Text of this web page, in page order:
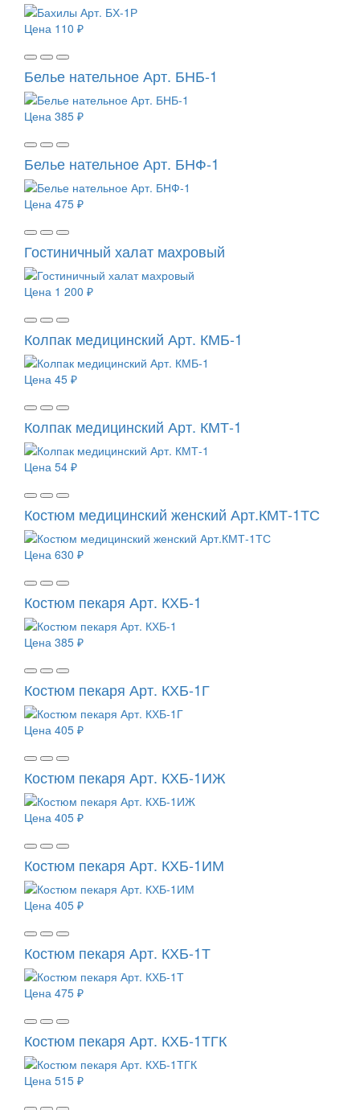
Цена 110 ₽
Белье нательное Арт. БНБ-1
Цена 385 ₽
Белье нательное Арт. БНФ-1
Цена 475 ₽
Гостиничный халат махровый
Цена 1 200 ₽
Колпак медицинский Арт. КМБ-1
Цена 45 ₽
Колпак медицинский Арт. КМТ-1
Цена 54 ₽
Костюм медицинский женский Арт.КМТ-1ТС
Цена 630 ₽
Костюм пекаря Арт. КХБ-1
Цена 385 ₽
Костюм пекаря Арт. КХБ-1Г
Цена 405 ₽
Костюм пекаря Арт. КХБ-1ИЖ
Цена 405 ₽
Костюм пекаря Арт. КХБ-1ИМ
Цена 405 ₽
Костюм пекаря Арт. КХБ-1Т
Цена 475 ₽
Костюм пекаря Арт. КХБ-1ТГК
Цена 515 ₽